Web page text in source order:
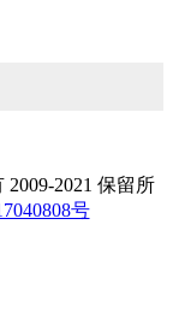
2021 保留所
号